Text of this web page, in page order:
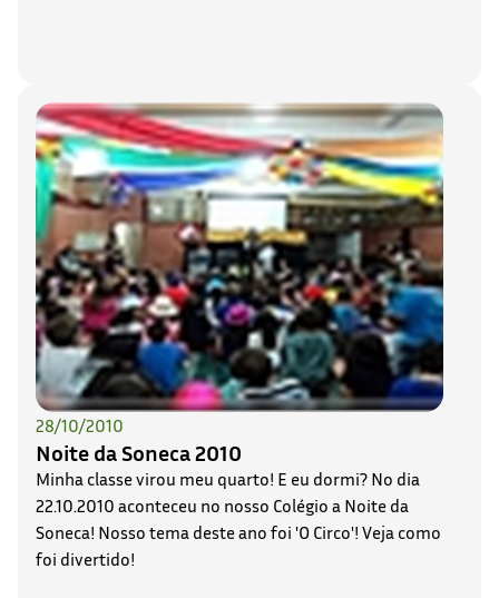
28/10/2010
Noite da Soneca 2010
Minha classe virou meu quarto! E eu dormi? No dia
22.10.2010 aconteceu no nosso Colégio a Noite da
Soneca! Nosso tema deste ano foi 'O Circo'! Veja como
foi divertido!